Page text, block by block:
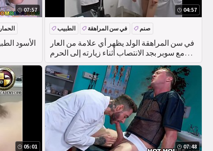
07:57
الأسود
04:57
في سن المراهقة الولد يظهر أي علامة من العار
مع سوبر بجد الانتصاب أثناء زيارته إلى الحرم
الجامعي الطبيب
الطبيب في سن المراهقة صنم
05:01 07:48